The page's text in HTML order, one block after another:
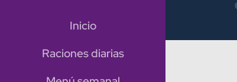
Inicio
Raciones diarias